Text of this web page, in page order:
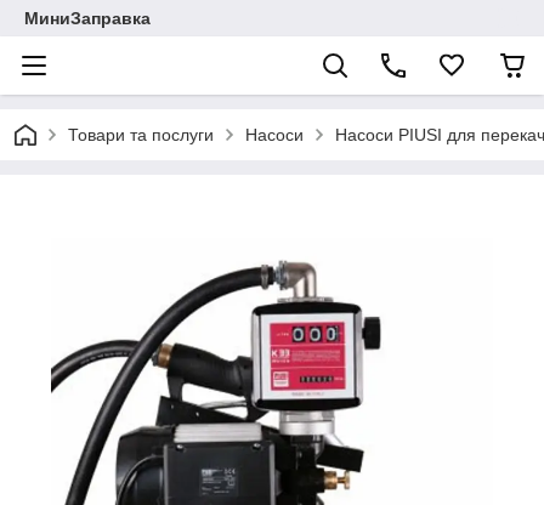
МиниЗаправка
Товари та послуги Насоси Насоси PIUSI для